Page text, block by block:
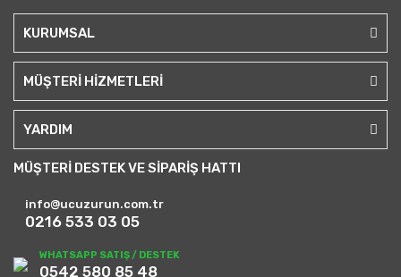
KURUMSAL
MÜŞTERİ HİZMETLERİ
YARDIM
MÜŞTERİ DESTEK VE SİPARİŞ HATTI
info@ucuzurun.com.tr
0216 533 03 05
WHATSAPP SATIŞ / DESTEK
0542 580 85 48